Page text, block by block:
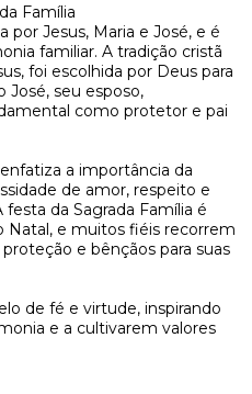
Família
por Jesus, Maria e José, e é
familiar. A tradição cristã
foi escolhida por Deus para
José, seu esposo,
como protetor e pai
a importância da
de amor, respeito e
da Sagrada Família é
Natal, e muitos fiéis recorrem
e bênçãos para suas
de fé e virtude, inspirando
e a cultivarem valores